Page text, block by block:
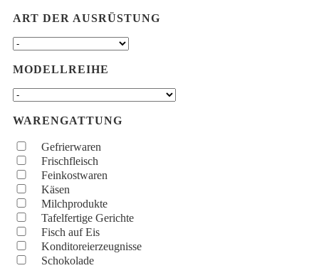
ART DER AUSRÜSTUNG
MODELLREIHE
WARENGATTUNG
Gefrierwaren
Frischfleisch
Feinkostwaren
Käsen
Milchprodukte
Tafelfertige Gerichte
Fisch auf Eis
Konditoreierzeugnisse
Schokolade